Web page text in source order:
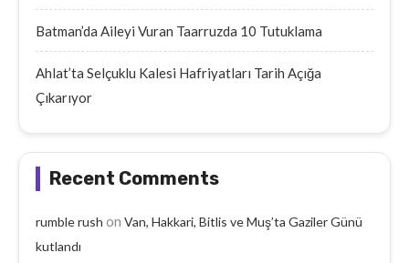
Batman’da Aileyi Vuran Taarruzda 10 Tutuklama
Ahlat’ta Selçuklu Kalesi Hafriyatları Tarih Açığa
Çıkarıyor
Recent Comments
rumble rush on Van, Hakkari, Bitlis ve Muş’ta Gaziler Günü
kutlandı